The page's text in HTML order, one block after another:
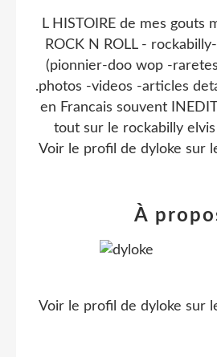
L HISTOIRE de mes gouts
ROCK N ROLL -
(pionnier-doo wop -
.photos -videos -articles
en Francais souvent
tout sur le rockabilly
Voir le profil de dyloke sur
À
Voir le profil de dyloke sur